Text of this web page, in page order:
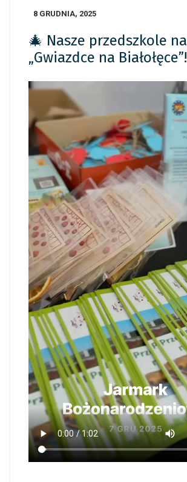
8 GRUDNIA, 2025
🎄 Nasze przedszkole na
„Gwiazdce na Białołęce”!